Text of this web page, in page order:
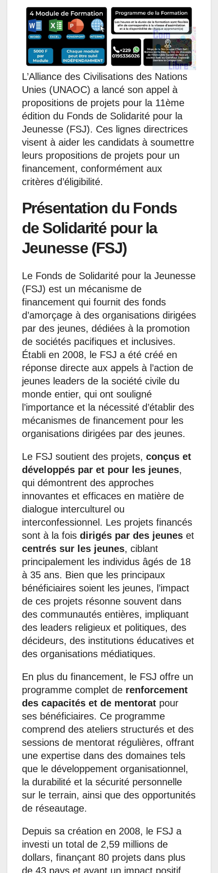
L’Alliance des Civilisations des Nations
Unies (UNAOC) a lancé son appel à
propositions de projets pour la 11ème
édition du Fonds de Solidarité pour la
Jeunesse (FSJ). Ces lignes directrices
visent à aider les candidats à soumettre
leurs propositions de projets pour un
financement, conformément aux
critères d’éligibilité.
Présentation du Fonds
de Solidarité pour la
Jeunesse (FSJ)
Le Fonds de Solidarité pour la Jeunesse
(FSJ) est un mécanisme de
financement qui fournit des fonds
d’amorçage à des organisations dirigées
par des jeunes, dédiées à la promotion
de sociétés pacifiques et inclusives.
Établi en 2008, le FSJ a été créé en
réponse directe aux appels à l’action de
jeunes leaders de la société civile du
monde entier, qui ont souligné
l’importance et la nécessité d’établir des
mécanismes de financement pour les
organisations dirigées par des jeunes.
Le FSJ soutient des projets, conçus et
développés par et pour les jeunes,
qui démontrent des approches
innovantes et efficaces en matière de
dialogue interculturel ou
interconfessionnel. Les projets financés
sont à la fois dirigés par des jeunes et
centrés sur les jeunes, ciblant
principalement les individus âgés de 18
à 35 ans. Bien que les principaux
bénéficiaires soient les jeunes, l’impact
de ces projets résonne souvent dans
des communautés entières, impliquant
des leaders religieux et politiques, des
décideurs, des institutions éducatives et
des organisations médiatiques.
En plus du financement, le FSJ offre un
programme complet de renforcement
des capacités et de mentorat pour
ses bénéficiaires. Ce programme
comprend des ateliers structurés et des
sessions de mentorat régulières, offrant
une expertise dans des domaines tels
que le développement organisationnel,
la durabilité et la sécurité personnelle
sur le terrain, ainsi que des opportunités
de réseautage.
Depuis sa création en 2008, le FSJ a
investi un total de 2,59 millions de
dollars, finançant 80 projets dans plus
de 43 pays et ayant un impact positif